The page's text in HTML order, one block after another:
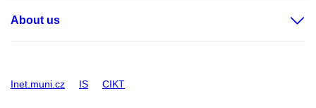
About us
Inet.muni.cz IS CIKT